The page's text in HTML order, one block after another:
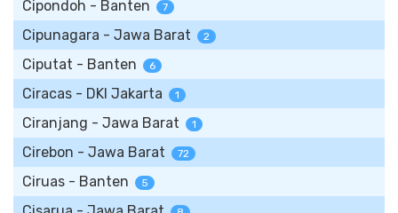
Cipondoh - Banten 7
Cipunagara - Jawa Barat 2
Ciputat - Banten 6
Ciracas - DKI Jakarta 1
Ciranjang - Jawa Barat 1
Cirebon - Jawa Barat 72
Ciruas - Banten 5